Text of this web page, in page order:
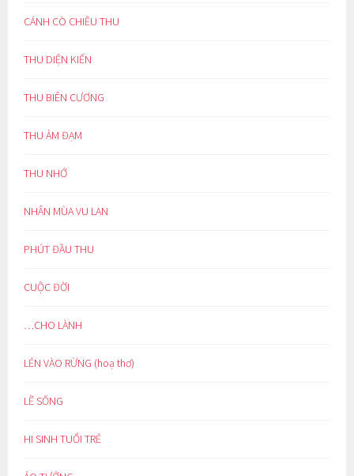
CÁNH CÒ CHIỀU THU
THU DIỆN KIẾN
THU BIÊN CƯƠNG
THU ẢM ĐẠM
THU NHỚ
NHÂN MÙA VU LAN
PHÚT ĐẦU THU
CUỘC ĐỜI
…CHO LÀNH
LẺN VÀO RỪNG (hoạ thơ)
LẼ SỐNG
HI SINH TUỔI TRẺ